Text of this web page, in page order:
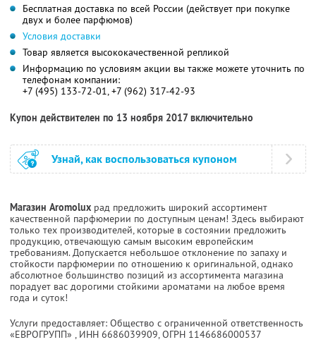
Бесплатная доставка по всей России (действует при покупке
двух и более парфюмов)
Условия доставки
Товар является высококачественной репликой
Информацию по условиям акции вы также можете уточнить по
телефонам компании:
+7 (495) 133-72-01, +7 (962) 317-42-93
Купон действителен по 13 ноября 2017 включительно
Узнай, как воспользоваться купоном
Магазин Aromolux рад предложить широкий ассортимент
качественной парфюмерии по доступным ценам! Здесь выбирают
только тех производителей, которые в состоянии предложить
продукцию, отвечающую самым высоким европейским
требованиям. Допускается небольшое отклонение по запаху и
стойкости парфюмерии по отношению к оригинальной, однако
абсолютное большинство позиций из ассортимента магазина
порадует вас дорогими стойкими ароматами на любое время
года и суток!
Услуги предоставляет: Общество с ограниченной ответственность
«ЕВРОГРУПП» , ИНН 6686039909, ОГРН 1146686000537